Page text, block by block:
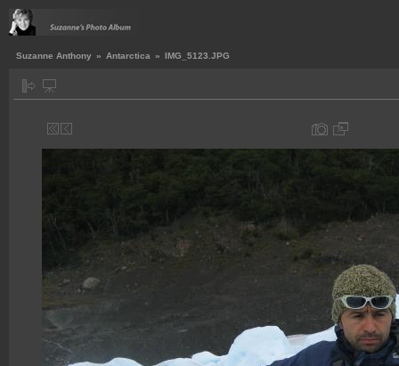
Suzanne Anthony » Antarctica » IMG_5123.JPG